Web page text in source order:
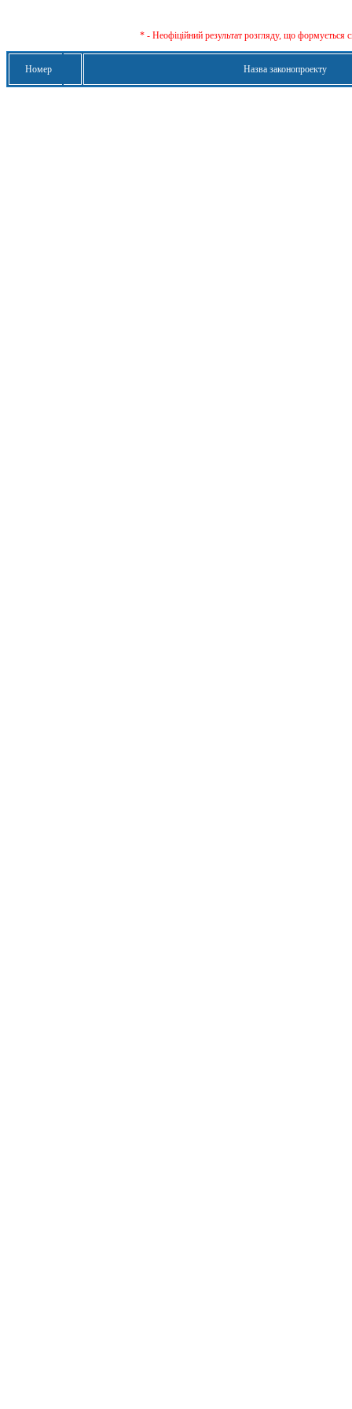
* - Неофіційний результат розгляду, що формується
Номер Назва законопроекту